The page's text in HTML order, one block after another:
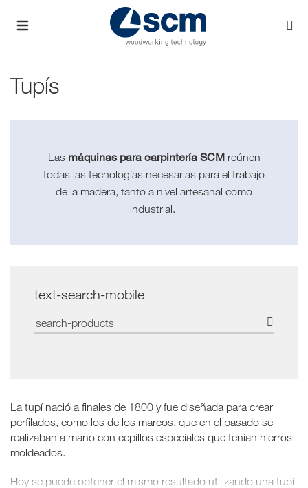
Tupís
Las máquinas para carpintería SCMreúnen
todas las tecnologías necesarias para el trabajo
de la madera, tanto a nivel artesanal como
industrial.
text-search-mobile
La tupí nació a finales de 1800 y fue diseñada para crear
perfilados, como los de los marcos, que en el pasado se
realizaban a mano con cepillos especiales que tenían hierros
moldeados.
Hoy se puede obtener el mismo resultado utilizando una tupí